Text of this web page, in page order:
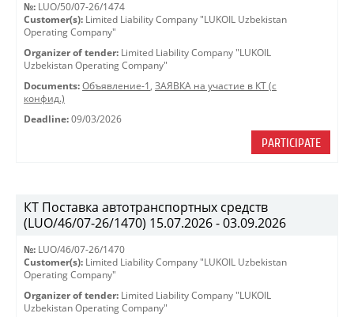
№: LUO/50/07-26/1474
Customer(s): Limited Liability Company "LUKOIL Uzbekistan
Operating Company"
Organizer of tender: Limited Liability Company "LUKOIL
Uzbekistan Operating Company"
Documents: Объявление-1 , ЗАЯВКА на участие в КТ (с
конфид.)
Deadline: 09/03/2026
PARTICIPATE
КТ Поставка автотранспортных средств
(LUO/46/07-26/1470) 15.07.2026 - 03.09.2026
№: LUO/46/07-26/1470
Customer(s): Limited Liability Company "LUKOIL Uzbekistan
Operating Company"
Organizer of tender: Limited Liability Company "LUKOIL
Uzbekistan Operating Company"